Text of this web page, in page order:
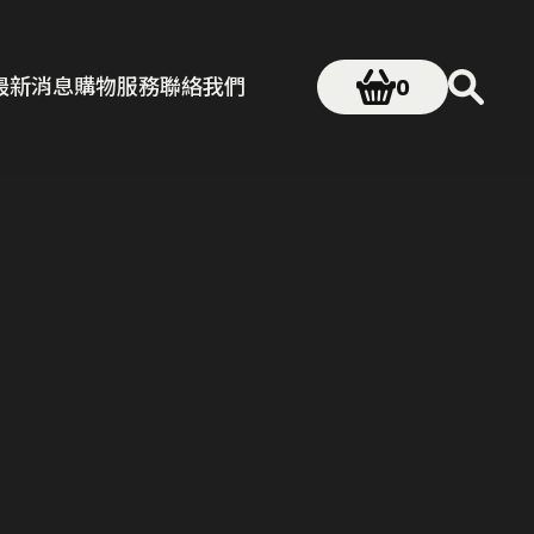
新消息購物服務聯絡我們 0